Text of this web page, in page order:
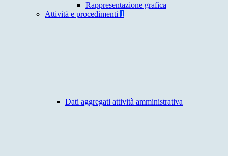
Rappresentazione grafica
Attività e procedimenti 1
Dati aggregati attività amministrativa